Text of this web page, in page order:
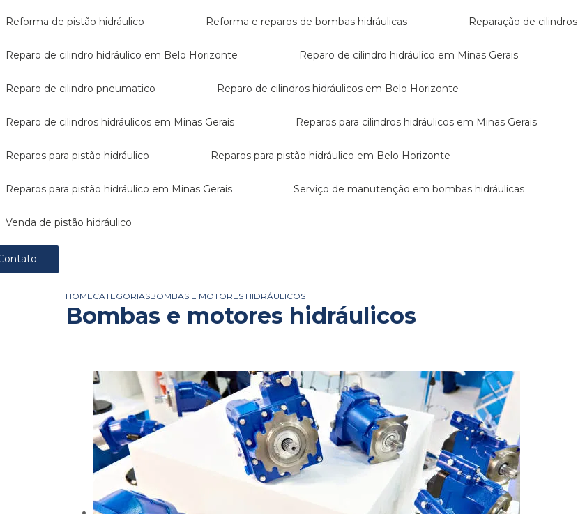
Reforma de pistão hidráulico Reforma e reparos de bombas hidráulicas Reparação de cilindros
Reparo de cilindro hidráulico em Belo Horizonte Reparo de cilindro hidráulico em Minas Gerais
Reparo de cilindro pneumatico Reparo de cilindros hidráulicos em Belo Horizonte
Reparo de cilindros hidráulicos em Minas Gerais Reparos para cilindros hidráulicos em Minas Gerais
Reparos para pistão hidráulico Reparos para pistão hidráulico em Belo Horizonte
Reparos para pistão hidráulico em Minas Gerais Serviço de manutenção em bombas hidráulicas
Venda de pistão hidráulico
Contato
HOMECATEGORIASBOMBAS E MOTORES HIDRÁULICOS
Bombas e motores hidráulicos